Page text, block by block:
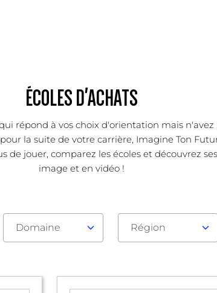
ÉCOLES D'ACHATS
répond à vos choix d'orientation mais
la suite de votre carrière, Imagine Ton
jouer, comparez les écoles et découvrez
image et en vidéo !
Domaine Région